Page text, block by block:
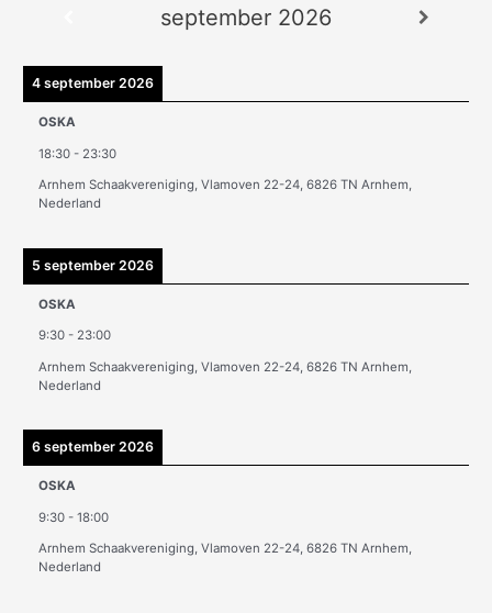
september 2026
4 september 2026
OSKA
18:30 - 23:30
Arnhem Schaakvereniging, Vlamoven 22-24, 6826 TN Arnhem,
Nederland
5 september 2026
OSKA
9:30 - 23:00
Arnhem Schaakvereniging, Vlamoven 22-24, 6826 TN Arnhem,
Nederland
6 september 2026
OSKA
9:30 -18:00
Arnhem Schaakvereniging, Vlamoven 22-24, 6826 TN Arnhem,
Nederland
e